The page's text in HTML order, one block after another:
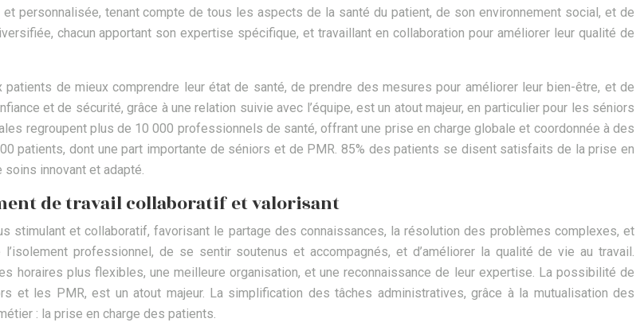
personnalisée, tenant compte de tous les aspects de la santé du patient, de son environnement social, et de
chacun apportant son expertise spécifique, et travaillant en collaboration pour améliorer leur qualité de
patients de mieux comprendre leur état de santé, de prendre des mesures pour améliorer leur bien-être, et de
et de sécurité, grâce à une relation suivie avec l’équipe, est un atout majeur, en particulier pour les séniors
regroupent plus de 10 000 professionnels de santé, offrant une prise en charge globale et coordonnée à des
patients, dont une part importante de séniors et de PMR. 85% des patients se disent satisfaits de la prise en
soins innovant et adapté.
de travail collaboratif et valorisant
stimulant et collaboratif, favorisant le partage des connaissances, la résolution des problèmes complexes, et
professionnel, de se sentir soutenus et accompagnés, et d’améliorer la qualité de vie au travail.
horaires plus flexibles, une meilleure organisation, et une reconnaissance de leur expertise. La possibilité de
et les PMR, est un atout majeur. La simplification des tâches administratives, grâce à la mutualisation des
: la prise en charge des patients.